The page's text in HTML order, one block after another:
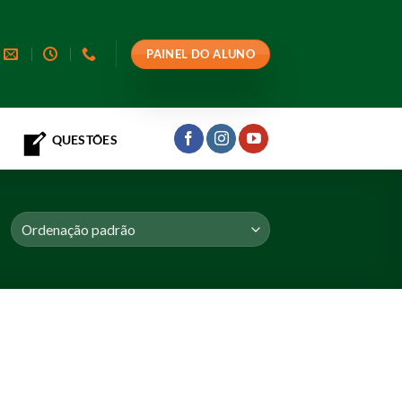
PAINEL DO ALUNO
QUESTÕES